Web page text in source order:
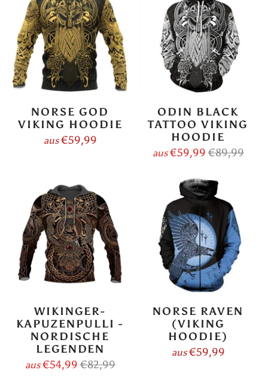
NORSE GOD
VIKING HOODIE
aus €59,99
ODIN BLACK
TATTOO VIKING
HOODIE
aus €59,99 €89,99
WIKINGER-
KAPUZENPULLI -
NORDISCHE
LEGENDEN
aus €54,99 €82,99
NORSE RAVEN
(VIKING
HOODIE)
aus €59,99